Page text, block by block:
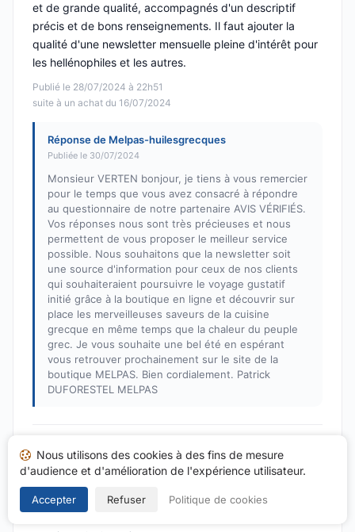
Publié le 28/07/2024 à 22h51
suite à un achat du 16/07/2024
et de grande qualité, accompagnés d'un descriptif
précis et de bons renseignements. Il faut ajouter la
qualité d'une newsletter mensuelle pleine d'intérêt pour
les hellénophiles et les autres.
Réponse de Melpas-huilesgrecques
Publiée le 30/07/2024
Monsieur VERTEN bonjour, je tiens à vous remercier
pour le temps que vous avez consacré à répondre
au questionnaire de notre partenaire AVIS VÉRIFIÉS.
Vos réponses nous sont très précieuses et nous
permettent de vous proposer le meilleur service
possible. Nous souhaitons que la newsletter soit
une source d'information pour ceux de nos clients
qui souhaiteraient poursuivre le voyage gustatif
initié grâce à la boutique en ligne et découvrir sur
place les merveilleuses saveurs de la cuisine
grecque en même temps que la chaleur du peuple
grec. Je vous souhaite une bel été en espérant
vous retrouver prochainement sur le site de la
boutique MELPAS. Bien cordialement. Patrick
DUFORESTEL MELPAS
A
Acheteur Vérifié
Note : 5 sur 5
C'est toujours un merveilleux voyage que de naviguer
sur le site Melpas.
Nous utilisons des cookies à des fins de mesure
d'audience et d'amélioration de l'expérience utilisateur.
Accepter Refuser Politique de cookies